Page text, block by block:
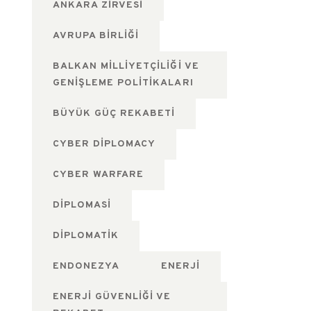
ANKARA ZIRVESI
AVRUPA BIRLIĞI
BALKAN MILLIYETÇILIĞI VE
GENIŞLEME POLITIKALARI
BÜYÜK GÜÇ REKABETI
CYBER DIPLOMACY
CYBER WARFARE
DIPLOMASI
DIPLOMATIK
ENDONEZYA ENERJI
ENERJI GÜVENLIĞI VE